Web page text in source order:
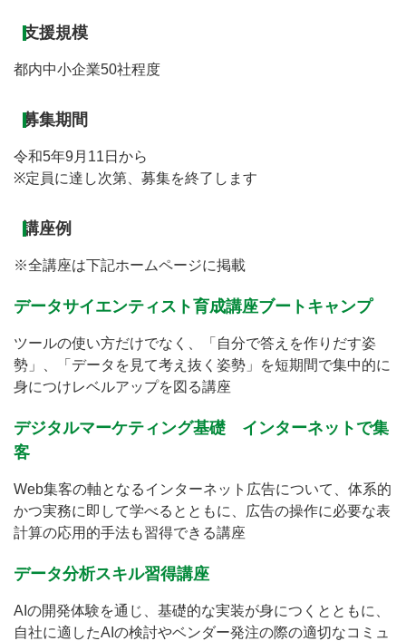
支援規模
都内中小企業50社程度
募集期間
令和5年9月11日から
※定員に達し次第、募集を終了します
講座例
※全講座は下記ホームページに掲載
データサイエンティスト育成講座ブートキャンプ
ツールの使い方だけでなく、「自分で答えを作りだす姿
勢」、「データを見て考え抜く姿勢」を短期間で集中的に
身につけレベルアップを図る講座
デジタルマーケティング基礎 インターネットで集
客
Web集客の軸となるインターネット広告について、体系的
かつ実務に即して学べるとともに、広告の操作に必要な表
計算の応用的手法も習得できる講座
データ分析スキル習得講座
AIの開発体験を通じ、基礎的な実装が身につくとともに、
自社に適したAIの検討やベンダー発注の際の適切なコミュ